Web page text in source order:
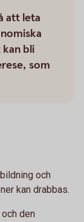
att leta
bli
som
och
kan drabbas.
den